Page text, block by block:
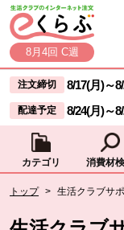
ページの先頭です。
本文へジャンプする。
8月4回 C週
ここからサイト内共通
サイト内共通メニュー
注文締切 8/17(月)～
配達予定 8/24(月)～
カテゴリ 消費材
トップ > 生活クラブサ